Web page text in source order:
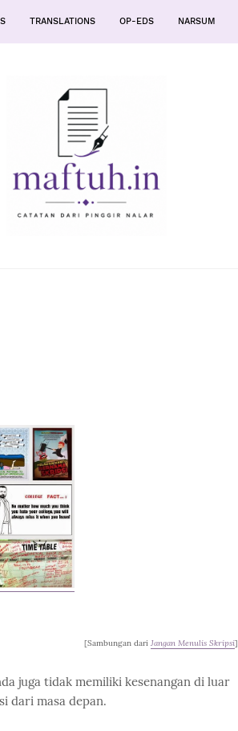
TRANSLATIONS OP-EDS NARSUM
[Sambungan dari Jangan Menulis Skripsi]
juga tidak memiliki kesenangan di luar
dari masa depan.